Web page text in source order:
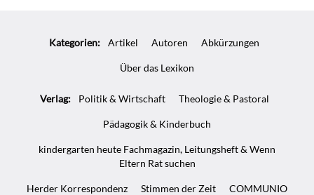
Kategorien: Artikel Autoren Abkürzungen
Über das Lexikon
Verlag: Politik & Wirtschaft Theologie & Pastoral
Pädagogik & Kinderbuch
kindergarten heute Fachmagazin, Leitungsheft & Wenn
Eltern Rat suchen
Herder Korrespondenz Stimmen der Zeit COMMUNIO